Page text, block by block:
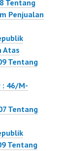
Tentang
Penjualan
Atas
Tentang
: 46/M-
Tentang
Tentang